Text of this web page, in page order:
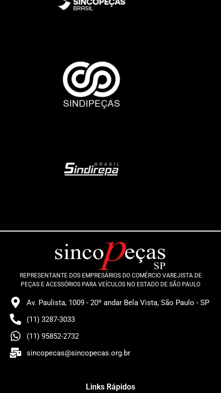
REPRESENTANTE DOS EMPRESÁRIOS DO COMÉRCIO VAREJISTA DE
PEÇAS E ACESSÓRIOS PARA VEÍCULOS NO ESTADO DE SÃO PAULO
Av. Paulista, 1009 - 20º andar Bela Vista, São Paulo - SP
(11) 3287-3033
(11) 95852-2732
sincopecas@sincopecas.org.br
Links Rápidos